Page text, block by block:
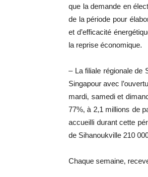
que la demande en
de la période pour
et d’efficacité
la reprise économique.
– La filiale régionale de
Singapour avec
mardi, samedi et
77%, à 2,1 millions de
accueilli durant cette
de Sihanoukville 210
Chaque semaine,